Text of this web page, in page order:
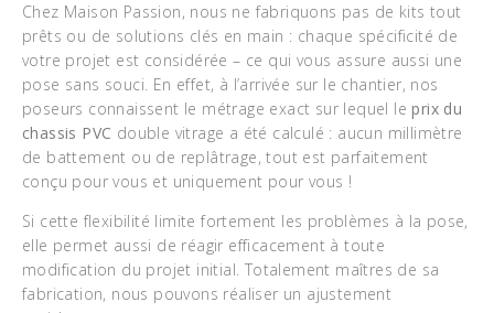
Chez Maison Passion, nous ne fabriquons pas de kits tout
prêts ou de solutions clés en main : chaque spécificité de
votre projet est considérée – ce qui vous assure aussi une
pose sans souci. En effet, à l’arrivée sur le chantier, nos
poseurs connaissent le métrage exact sur lequel le prix du
chassis PVC double vitrage a été calculé : aucun millimètre
de battement ou de replâtrage, tout est parfaitement
conçu pour vous et uniquement pour vous !
Si cette flexibilité limite fortement les problèmes à la pose,
elle permet aussi de réagir efficacement à toute
modification du projet initial. Totalement maîtres de sa
fabrication, nous pouvons réaliser un ajustement